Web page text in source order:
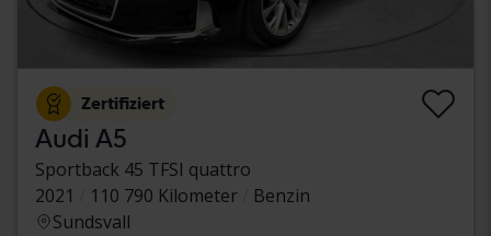
Zertifiziert
Audi A5
Sportback 45 TFSI quattro
2021
110 790 Kilometer
Benzin
Sundsvall